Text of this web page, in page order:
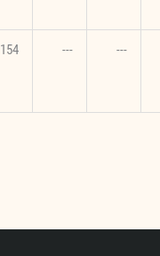
154 --- ---